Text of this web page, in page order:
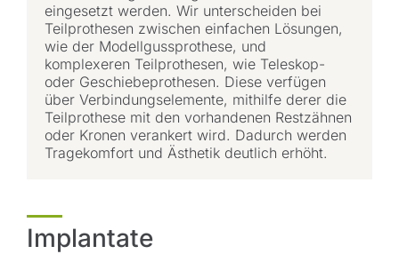
eingesetzt werden. Wir unterscheiden bei
Teilprothesen zwischen einfachen Lösungen,
wie der Modellgussprothese, und
komplexeren Teilprothesen, wie Teleskop-
oder Geschiebeprothesen. Diese verfügen
über Verbindungselemente, mithilfe derer die
Teilprothese mit den vorhandenen Restzähnen
oder Kronen verankert wird. Dadurch werden
Tragekomfort und Ästhetik deutlich erhöht.
Implantate